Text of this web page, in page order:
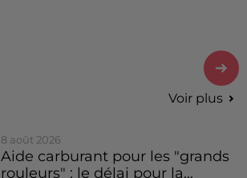
Voir plus
8 août 2026
Aide carburant pour les "grands
rouleurs" : le délai pour la...